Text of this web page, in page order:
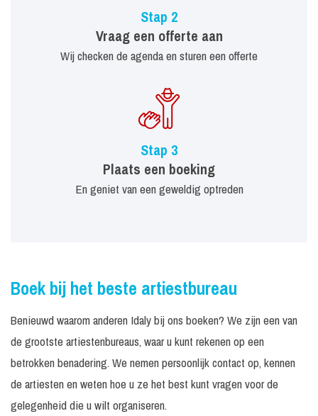
Stap 2
Vraag een offerte aan
Wij checken de agenda en sturen een offerte
Stap 3
Plaats een boeking
En geniet van een geweldig optreden
Boek bij het beste artiestbureau
Benieuwd waarom anderen Idaly bij ons boeken? We zijn een van
de grootste artiestenbureaus, waar u kunt rekenen op een
betrokken benadering. We nemen persoonlijk contact op, kennen
de artiesten en weten hoe u ze het best kunt vragen voor de
gelegenheid die u wilt organiseren.